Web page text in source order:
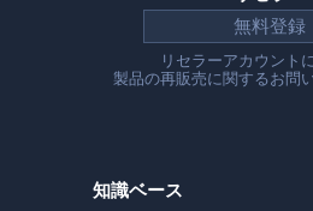
無料登録
リセラーアカウントに
製品の再販売に関するお問
知識ベース